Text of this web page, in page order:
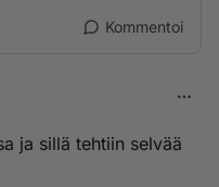
Kommentoi
ja sillä tehtiin selvää